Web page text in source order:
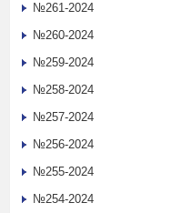
№261-2024
№260-2024
№259-2024
№258-2024
№257-2024
№256-2024
№255-2024
№254-2024